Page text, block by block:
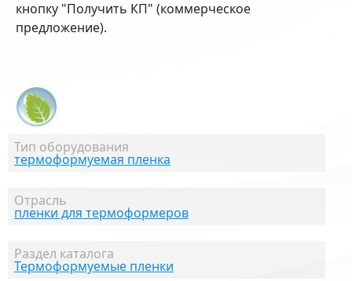
Тип оборудования
термоформуемая пленка
Отрасль
пленки для термоформеров
Раздел каталога
Термоформуемые пленки
кнопку "Получить КП" (коммерческое
предложение).